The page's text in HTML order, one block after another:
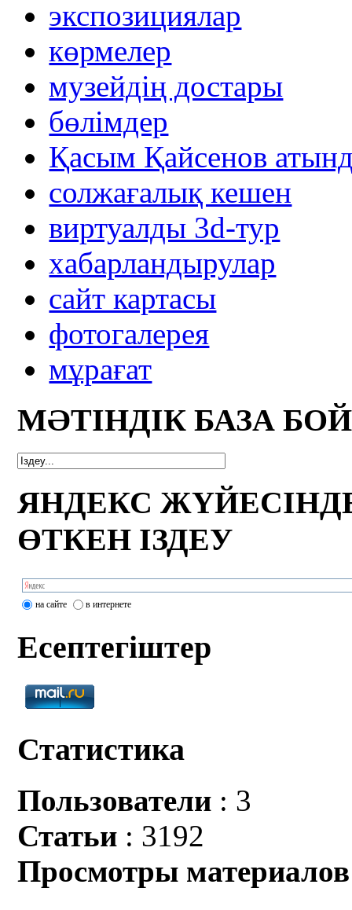
экспозициялар
көрмелер
музейдің достары
бөлімдер
Қасым Қайсенов
солжағалық кешен
виртуалды 3d-тур
xабарландырулар
сайт картасы
фотогалерея
мұрағат
МӘТІНДІК БАЗА
ЯНДЕКС
ӨТКЕН ІЗДЕУ
на сайте в интернете
Есептегіштер
Статистика
Пользователи : 3
Статьи : 3192
Просмотры материалов